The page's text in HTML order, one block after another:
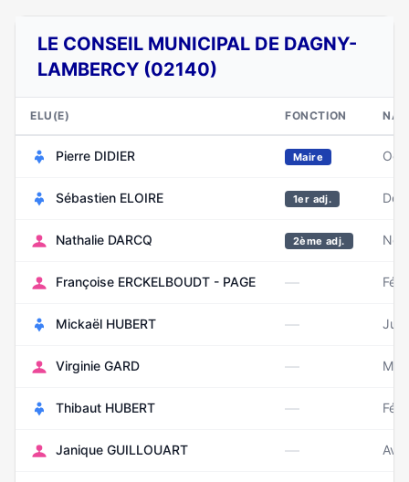
LE CONSEIL MUNICIPAL DE DAGNY-
LAMBERCY (02140)
ELU(E) FONCTION
Pierre DIDIER Maire
Sébastien ELOIRE 1er adj.
Nathalie DARCQ 2ème adj.
Françoise ERCKELBOUDT - PAGE —
Mickaël HUBERT —
Virginie GARD —
Thibaut HUBERT —
Janique GUILLOUART —